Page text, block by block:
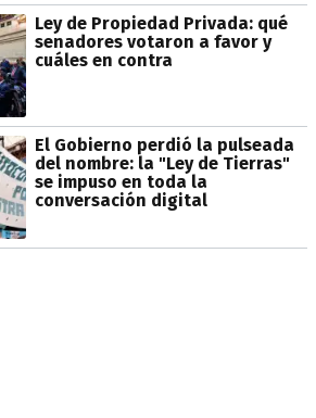
Ley de Propiedad Privada: qué
senadores votaron a favor y
cuáles en contra
El Gobierno perdió la pulseada
del nombre: la "Ley de Tierras"
se impuso en toda la
conversación digital